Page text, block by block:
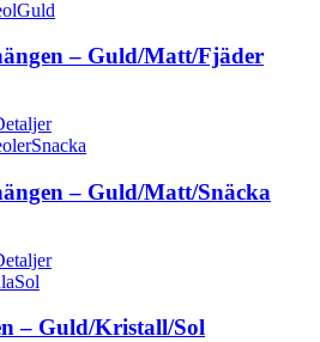
– Guld/Matt/Fjäder
– Guld/Matt/Snäcka
– Guld/Kristall/Sol